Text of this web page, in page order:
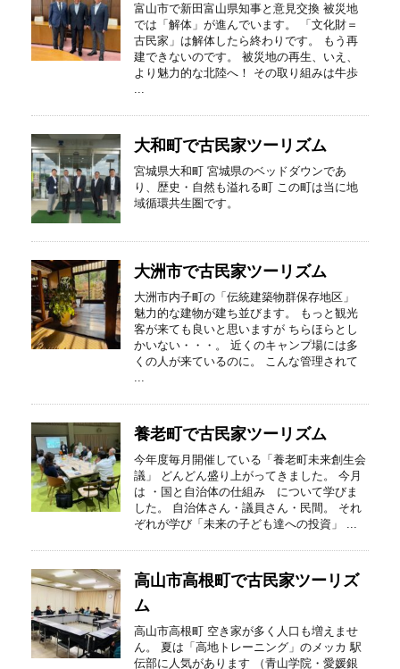
富山市で新田富山県知事と意見交換 被災地
では「解体」が進んでいます。 「文化財＝
古民家」は解体したら終わりです。 もう再
建できないのです。 被災地の再生、いえ、
より魅力的な北陸へ！ その取り組みは牛歩
...
大和町で古民家ツーリズム
宮城県大和町 宮城県のベッドダウンであ
り、歴史・自然も溢れる町 この町は当に地
域循環共生圏です。
大洲市で古民家ツーリズム
大洲市内子町の「伝統建築物群保存地区」
魅力的な建物が建ち並びます。 もっと観光
客が来ても良いと思いますが ちらほらとし
かいない・・・。 近くのキャンプ場には多
くの人が来ているのに。 こんな管理されて
...
養老町で古民家ツーリズム
今年度毎月開催している「養老町未来創生会
議」 どんどん盛り上がってきました。 今月
は ・国と自治体の仕組み について学びま
した。 自治体さん・議員さん・民間。 それ
ぞれが学び「未来の子ども達への投資」 ...
高山市高根町で古民家ツーリズ
ム
高山市高根町 空き家が多く人口も増えませ
ん。 夏は「高地トレーニング」のメッカ 駅
伝部に人気があります （青山学院・愛媛銀